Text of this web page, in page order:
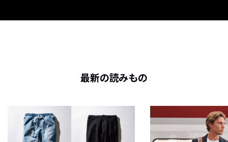
最新の読みもの